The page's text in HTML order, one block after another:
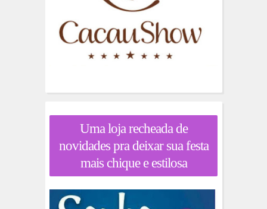
Uma loja recheada de
novidades pra deixar sua festa
mais chique e estilosa